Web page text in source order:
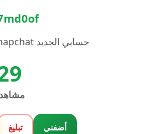
حسابي الجديد oiiaiio ist auf Snapchat!
أضفني تبليغ